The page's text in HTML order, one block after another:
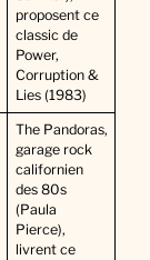
proposent ce
classic de
Power,
Corruption &
Lies (1983)
The Pandoras,
garage rock
californien
des 80s
(Paula
Pierce),
livrent ce